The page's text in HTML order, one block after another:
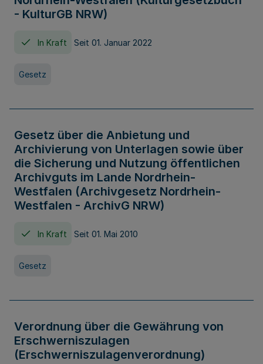
- KulturGB NRW)
In Kraft Seit 01. Januar 2022
Gesetz
Gesetz über die Anbietung und
Archivierung von Unterlagen sowie über
die Sicherung und Nutzung öffentlichen
Archivguts im Lande Nordrhein-
Westfalen (Archivgesetz Nordrhein-
Westfalen - ArchivG NRW)
In Kraft Seit 01. Mai 2010
Gesetz
Verordnung über die Gewährung von
Erschwerniszulagen
(Erschwerniszulagenverordnung)